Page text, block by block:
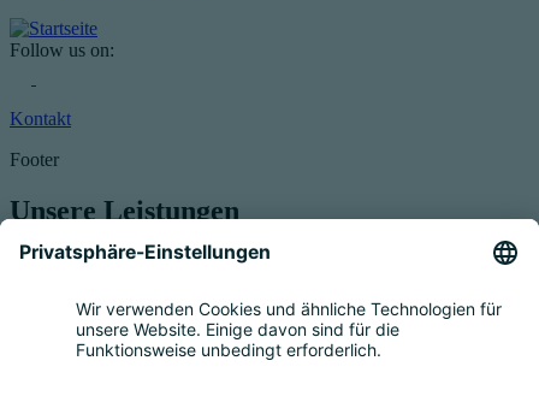
Follow us on:
Kontakt
Footer
Unsere Leistungen
Service für Elektrogeräte
Mengenmeldung
Entsorgung
Beratung